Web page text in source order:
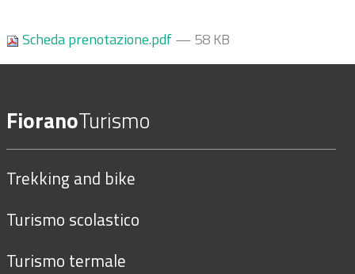
Scheda prenotazione.pdf— 58 KB
FioranoTurismo
Trekking and bike
Turismo scolastico
Turismo termale